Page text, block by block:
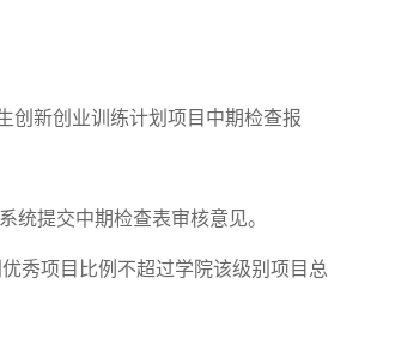
创新创业训练计划项目中期检查报
统提交中期检查表审核意见。
秀项目比例不超过学院该级别项目总